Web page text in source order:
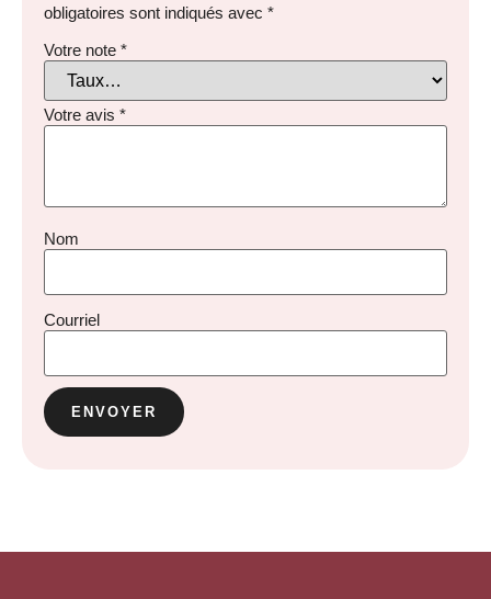
obligatoires sont indiqués avec *
Votre note *
Votre avis *
Nom
Courriel